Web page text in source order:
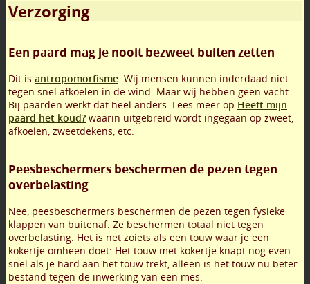
Verzorging
Een paard mag je nooit bezweet buiten zetten
Dit is antropomorfisme. Wij mensen kunnen inderdaad niet
tegen snel afkoelen in de wind. Maar wij hebben geen vacht.
Bij paarden werkt dat heel anders. Lees meer op Heeft mijn
paard het koud? waarin uitgebreid wordt ingegaan op zweet,
afkoelen, zweetdekens, etc.
Peesbeschermers beschermen de pezen tegen
overbelasting
Nee, peesbeschermers beschermen de pezen tegen fysieke
klappen van buitenaf. Ze beschermen totaal niet tegen
overbelasting. Het is net zoiets als een touw waar je een
kokertje omheen doet: Het touw met kokertje knapt nog even
snel als je hard aan het touw trekt, alleen is het touw nu beter
bestand tegen de inwerking van een mes.